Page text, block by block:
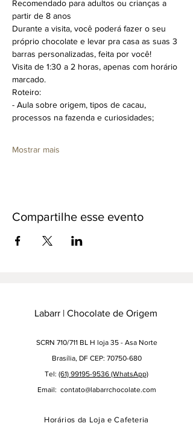
Recomendado para adultos ou crianças a
partir de 8 anos
Durante a visita, você poderá fazer o seu
próprio chocolate e levar pra casa as suas 3
barras personalizadas, feita por você!
Visita de 1:30 a 2 horas, apenas com horário
marcado.
Roteiro:
- Aula sobre origem, tipos de cacau,
processos na fazenda e curiosidades;
Mostrar mais
Compartilhe esse evento
Labarr | Chocolate de Origem
SCRN 710/711 BL H loja 35 - Asa Norte
Brasília, DF CEP: 70750-680
Tel: (61) 99195-9536 (WhatsApp)
Email: contato@labarrchocolate.com
Horários da Loja e Cafeteria